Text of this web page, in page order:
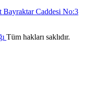
Bayraktar Caddesi No:3
Tüm hakları saklıdır.